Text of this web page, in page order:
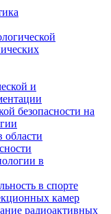
и
безопасности на
в
в спорте
камер
радиоактивных